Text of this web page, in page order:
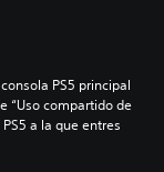
PS5 principal
“Uso compartido de
a la que entres